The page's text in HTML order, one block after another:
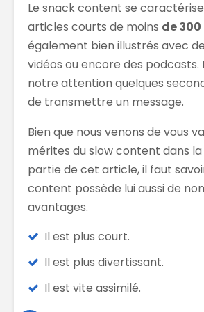
Le snack content se
articles courts de moins de
également bien illustrés avec
vidéos ou encore des
notre attention quelques
de transmettre un message.
Bien que nous venons de vous
mérites du slow content dans
partie de cet article, il faut
content possède lui aussi de
avantages.
Il est plus court.
Il est plus divertissant.
Il est vite assimilé.